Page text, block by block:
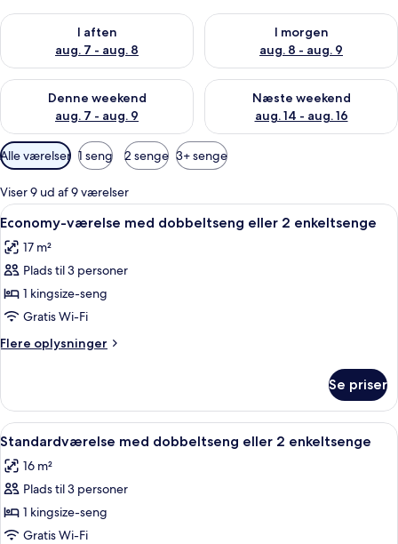
I aften
aug. 7 - aug. 8
Tjek tilgængelighed for i aften aug. 7 - aug. 8
I morgen
aug. 8 - aug. 9
Tjek tilgængelighed for i
Denne weekend
aug. 7 - aug. 9
Tjek tilgængelighed for denne weekend aug. 7 - aug. 9
Næste weekend
aug. 14 - aug. 16
Tjek tilgængelighed for næste
Tilgængelige
filtre
for
værelser
Alle værelser 1 seng 2 senge 3+ senge
Viser 9 ud af 9 værelser
Indlæs
alle
billeder
af
Economy-
værelse
med
dobbeltseng
2
enkeltsenge
Et hotelværelse med en seng, et
5
Economy-værelse med dobbeltseng eller 2 enkeltsenge
17 m²
Plads til 3 personer
1 kingsize-seng
Gratis Wi-Fi
Flere oplysninger
Flere
værelse
med
dobbeltseng
2
enkeltsenge
Se priser
Indlæs
alle
billeder
af
Standardværelse
med
Et hotelværelse med en stor seng,
7
Standardværelse med dobbeltseng eller 2 enkeltsenge
16 m²
Plads til 3 personer
1 kingsize-seng
Gratis Wi-Fi